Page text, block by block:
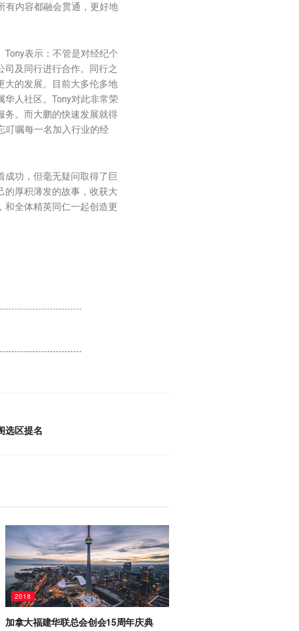
有内容都融会贯通，更好地
表示：不管是对经纪个
司及同行进行合作。同行之
大的发展。目前大多伦多地
人社区。Tony对此非常荣
务。而大鹏的快速发展就得
叮嘱每一名加入行业的经
成功，但毫无疑问取得了巨
的厚积薄发的故事，收获大
和全体精英同仁一起创造更
选区提名
2018
加拿大福建华联总会创会15周年庆典